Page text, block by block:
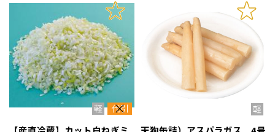
商品同士の混載は可能です。